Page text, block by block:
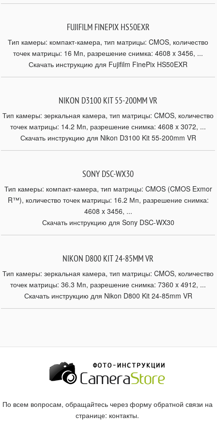
FUJIFILM FINEPIX HS50EXR
Тип камеры: компакт-камера, тип матрицы: CMOS, количество
точек матрицы: 16 Мп, разрешение снимка: 4608 x 3456, ...
Скачать инструкцию для Fujifilm FinePix HS50EXR
NIKON D3100 KIT 55-200MM VR
Тип камеры: зеркальная камера, тип матрицы: CMOS, количество
точек матрицы: 14.2 Мп, разрешение снимка: 4608 x 3072, ...
Скачать инструкцию для Nikon D3100 Kit 55-200mm VR
SONY DSC-WX30
Тип камеры: компакт-камера, тип матрицы: CMOS (CMOS Exmor
R™), количество точек матрицы: 16.2 Мп, разрешение снимка:
4608 x 3456, ...
Скачать инструкцию для Sony DSC-WX30
NIKON D800 KIT 24-85MM VR
Тип камеры: зеркальная камера, тип матрицы: CMOS, количество
точек матрицы: 36.3 Мп, разрешение снимка: 7360 x 4912, ...
Скачать инструкцию для Nikon D800 Kit 24-85mm VR
По всем вопросам, обращайтесь через форму обратной связи на
странице: контакты.